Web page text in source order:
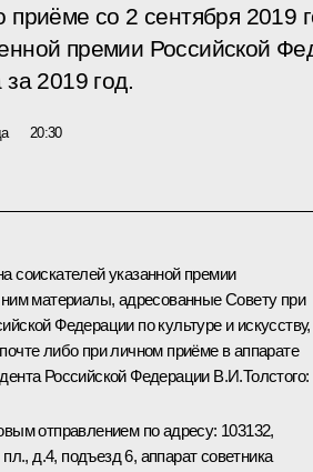
приёме со 2 сентября 2019
премии Российской
за 2019 год.
20:30
соискателей указанной премии
материалы, адресованные Совету при
Федерации по культуре и искусству,
либо при личном приёме в аппарате
Российской Федерации В.И.Толстого:
отправлением по адресу: 103132,
д.4, подъезд 6, аппарат советника